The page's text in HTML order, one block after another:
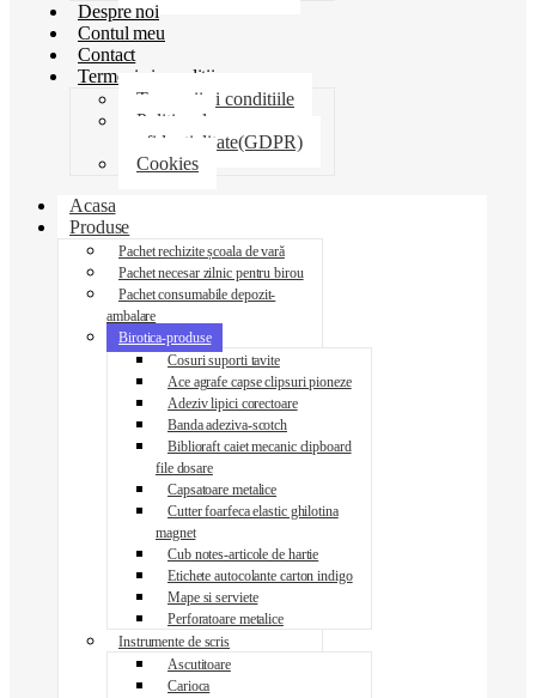
Despre noi
Contul meu
Contact
Termeni si conditii
Termenii si conditiile
Politica de
confidentialitate(GDPR)
Cookies
Acasa
Produse
Pachet rechizite școala de vară
Pachet necesar zilnic pentru birou
Pachet consumabile depozit-
ambalare
Birotica-produse
Cosuri suporti tavite
Ace agrafe capse clipsuri pioneze
Adeziv lipici corectoare
Banda adeziva-scotch
Biblioraft caiet mecanic clipboard
file dosare
Capsatoare metalice
Cutter foarfeca elastic ghilotina
magnet
Cub notes-articole de hartie
Etichete autocolante carton indigo
Mape si serviete
Perforatoare metalice
Instrumente de scris
Ascutitoare
Carioca